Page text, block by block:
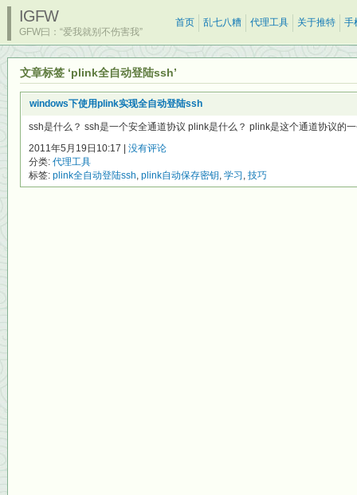
IGFW
GFW曰：“爱我就别不伤害我”
首页 乱七八糟 代理工具 关于推特 手
文章标签 ‘plink全自动登陆ssh’
windows下使用plink实现全自动登陆ssh
ssh是什么？ ssh是一个安全通道协议 plink是什么？ plink是这个通道协议的
2011年5月19日10:17 | 没有评论
分类: 代理工具
标签: plink全自动登陆ssh, plink自动保存密钥, 学习 , 技巧